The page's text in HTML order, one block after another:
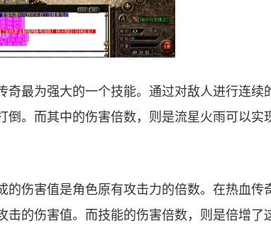
最为强大的一个技能。通过对敌人进行连续
。而其中的伤害倍数，则是流星火雨可以实
伤害值是角色原有攻击力的倍数。在热血传
的伤害值。而技能的伤害倍数，则是倍增了